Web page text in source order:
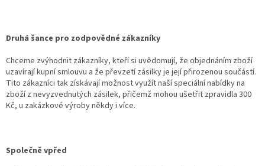
Druhá šance pro zodpovědné zákazníky
Chceme zvýhodnit zákazníky, kteří si uvědomují, že objednáním zboží
uzavírají kupní smlouvu a že převzetí zásilky je její přirozenou součástí.
Tito zákazníci tak získávají možnost využít naší speciální nabídky na
zboží z nevyzvednutých zásilek, přičemž mohou ušetřit zpravidla 300
Kč, u zakázkové výroby někdy i více.
Společně vpřed